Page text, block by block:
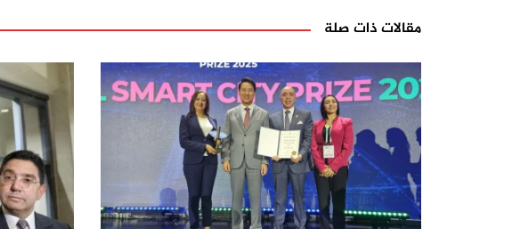
مقالات ذات صلة